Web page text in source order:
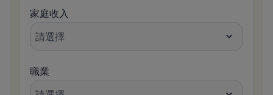
家庭收入
職業